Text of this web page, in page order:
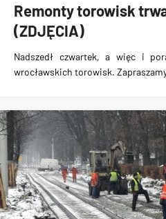
Remonty torowisk
(ZDJĘCIA)
Nadszedł czwartek, a więc i
wrocławskich torowisk.